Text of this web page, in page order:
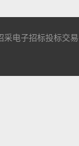
采电子招标投标交